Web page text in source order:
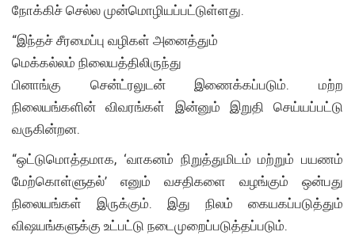
நோக்கிச் செல்ல முன்மொழியப்பட்டுள்ளது.
“இந்தச் சீரமைப்பு வழிகள் அனைத்தும்
மெக்கல்லம் நிலையத்திலிருந்து
பினாங்கு சென்ட்ரலுடன் இணைக்கப்படும். மற்ற
நிலையங்களின் விவரங்கள் இன்னும் இறுதி செய்யப்பட்டு
வருகின்றன.
“ஒட்டுமொத்தமாக, ‘வாகனம் நிறுத்துமிடம் மற்றும் பயணம்
மேற்கொள்ளுதல்’ எனும் வசதிகளை வழங்கும் ஒன்பது
நிலையங்கள் இருக்கும். இது நிலம் கையகப்படுத்தும்
விஷயங்களுக்கு உட்பட்டு நடைமுறைப்படுத்தப்படும்.